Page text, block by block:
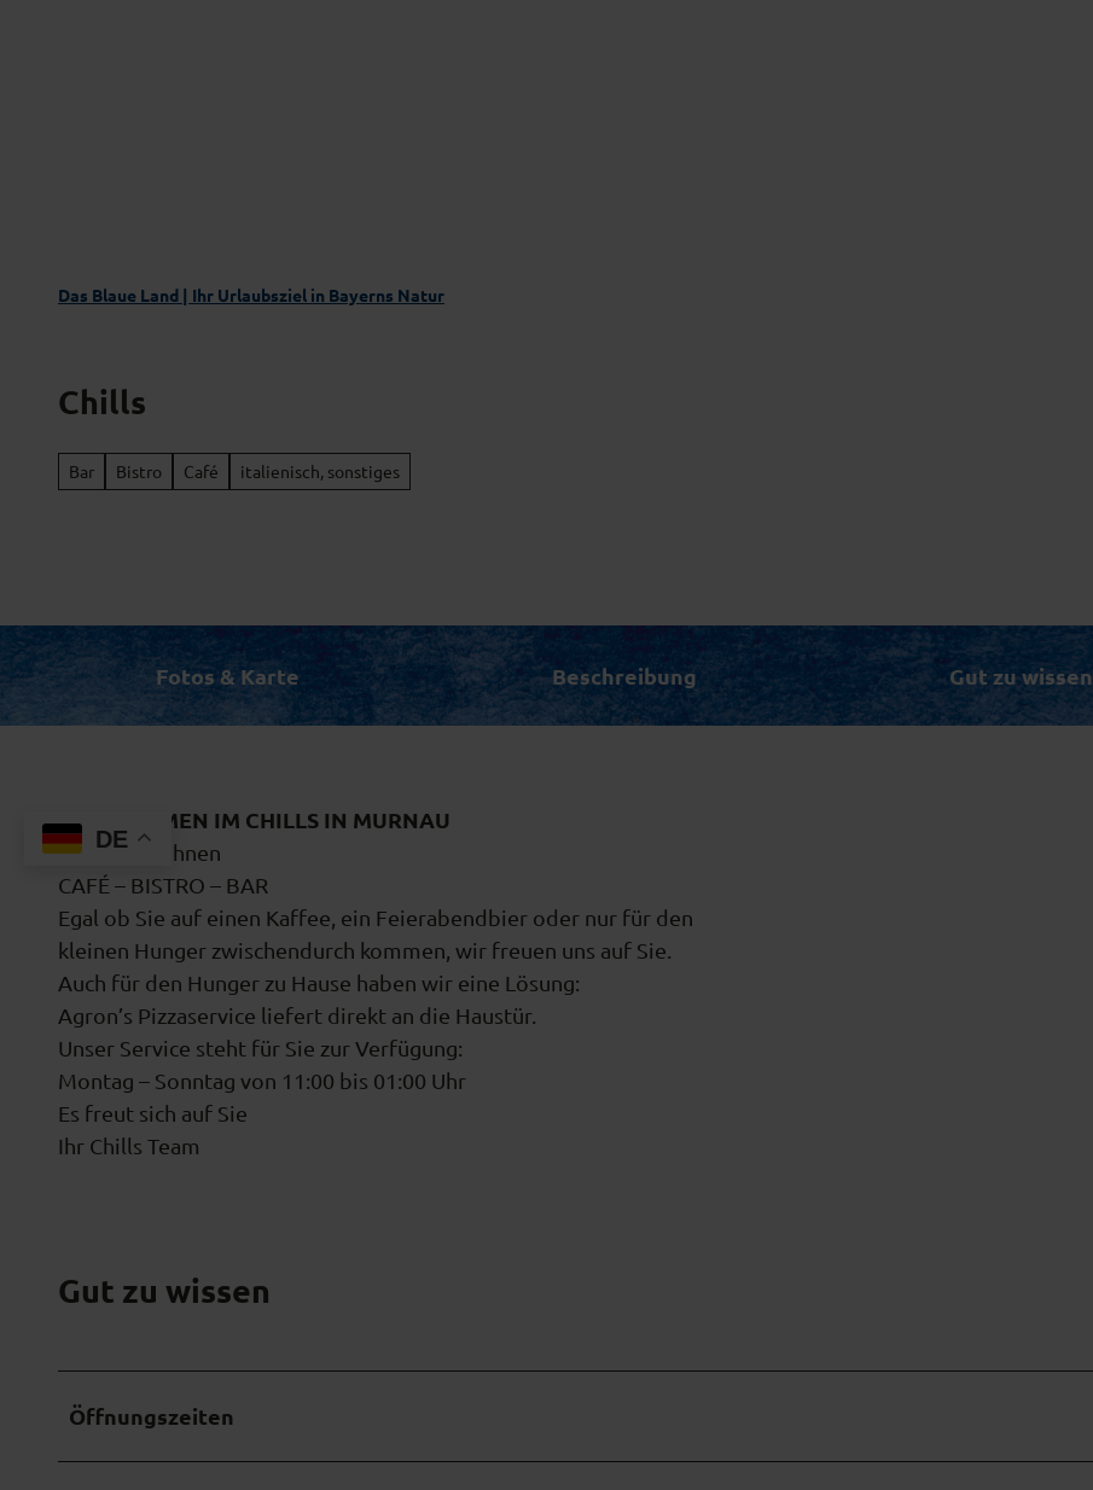
Das Blaue Land | Ihr Urlaubsziel in Bayerns Natur
Chills
Bar Bistro Café italienisch, sonstiges
Fotos & Karte Beschreibung Gut zu wissen
WILLKOMMEN IM CHILLS IN MURNAU
Wir bieten Ihnen
CAFÉ – BISTRO – BAR
Egal ob Sie auf einen Kaffee, ein Feierabendbier oder nur für den
kleinen Hunger zwischendurch kommen, wir freuen uns auf Sie.
Auch für den Hunger zu Hause haben wir eine Lösung:
Agron’s Pizzaservice liefert direkt an die Haustür.
Unser Service steht für Sie zur Verfügung:
Montag – Sonntag von 11:00 bis 01:00 Uhr
Es freut sich auf Sie
Ihr Chills Team
Gut zu wissen
Öffnungszeiten
DE